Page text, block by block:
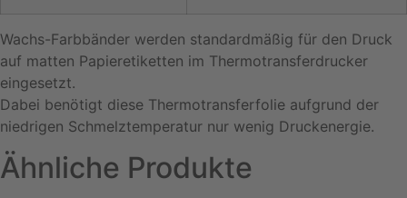
Wachs-Farbbänder werden standardmäßig für den Druck
auf matten Papieretiketten im Thermotransferdrucker
eingesetzt.
Dabei benötigt diese Thermotransferfolie aufgrund der
niedrigen Schmelztemperatur nur wenig Druckenergie.
Ähnliche Produkte